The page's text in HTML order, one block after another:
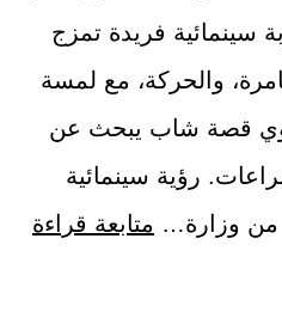
سينمائية فريدة تمزج
والحركة، مع لمسة
قصة شاب يبحث عن
رؤية سينمائية
من وزارة… متابعة قراءة